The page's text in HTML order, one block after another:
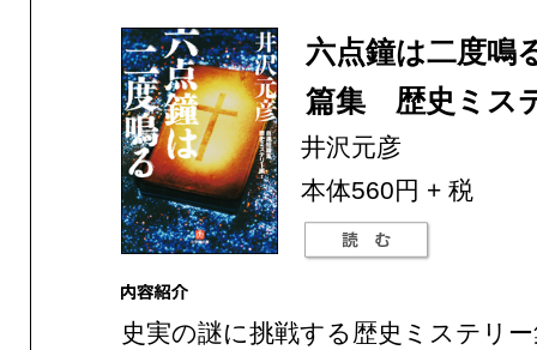
六点鐘は二度
篇集 歴史ミス
井沢元彦
本体560円 + 税
史実の謎に挑戦する歴史ミステリ